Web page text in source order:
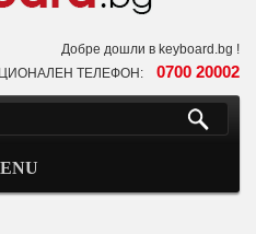
Добре дошли в keyboard.bg !
ТЕЛЕФОН: 0700 20002